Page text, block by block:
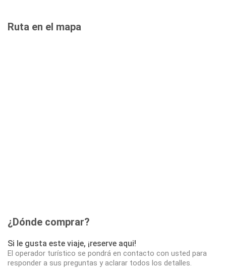
Ruta en el mapa
¿Dónde comprar?
Si le gusta este viaje, ¡reserve aqui!
El operador turístico se pondrá en contacto con usted para
responder a sus preguntas y aclarar todos los detalles.